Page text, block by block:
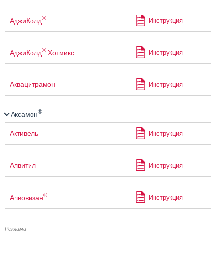
АджиКолд® Инструкция
АджиКолд® Хотмикс Инструкция
Аквацитрамон Инструкция
Аксамон®
Активель Инструкция
Алвитил Инструкция
Алвовизан® Инструкция
Реклама